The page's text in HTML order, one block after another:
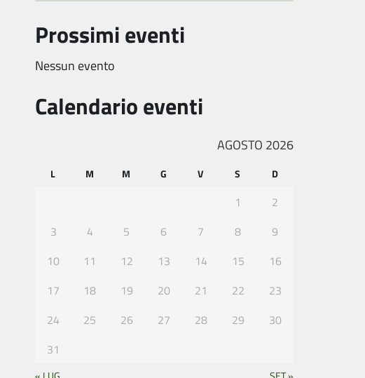
Prossimi eventi
Nessun evento
Calendario eventi
AGOSTO 2026
L M M G V S D
1
2
3
4 5 6 7 8
9
10
11 12 13 14 15
16
17
18 19 20 21 22
23
24
25 26 27 28 29
30
31